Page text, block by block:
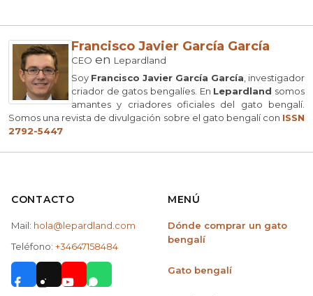
Francisco Javier García García
CEO en Lepardland
Soy Francisco Javier García García , investigador
criador de gatos bengalíes. En Lepardland somos
amantes y criadores oficiales del gato bengalí.
Somos una revista de divulgación sobre el gato bengalí con ISSN
2792-5447
CONTACTO
Mail: hola@lepardland.com
Teléfono: +34647158484
MENÚ
Dónde comprar un gato
bengalí
Gato bengalí